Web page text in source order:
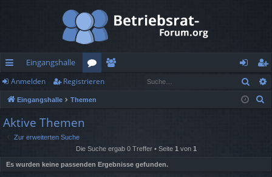
ch
ne
llz
rif
Eingangshalle
or
en
n
m
eg
ist
Anmelden Registrieren
Eingangshalle Themen
Aktive Themen
Zur erweiterten Suche
Die Suche ergab 0 Treffer • Seite 1 von 1
Es wurden keine passenden Ergebnisse gefunden.